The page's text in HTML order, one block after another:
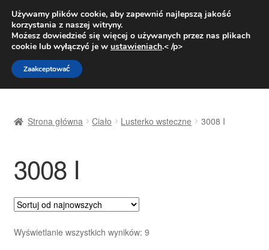
DOSTAWA od 31 zł
Pn.-pt. 9:00-16:00800 003 167
Przejdź
do
nawigacji
Przejdź
do
treści
Dostawa
Dostawa na cały świat
Kontakt
Moje konto
Strona główna Ciało Lusterko wsteczne 3008 I
3008 I
Wyświetlanie wszystkich wyników: 9Posortowane
Używamy plików cookie, aby zapewnić najlepszą jakość
korzystania z naszej witryny.
Możesz dowiedzieć się więcej o używanych przez nas plikach
cookie lub wyłączyć je w ustawieniach.< /p>
Zaakceptować